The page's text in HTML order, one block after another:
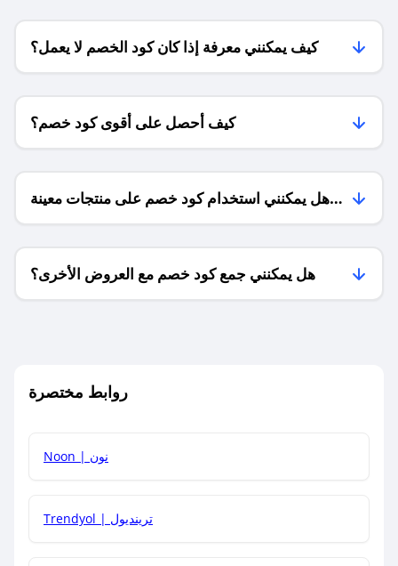
كيف يمكنني معرفة إذا كان كود الخصم لا يعمل؟
كيف أحصل على أقوى كود خصم؟
هل يمكنني استخدام كود خصم على منتجات معينة
فقط؟
هل يمكنني جمع كود خصم مع العروض الأخرى؟
روابط مختصرة
Noon | نون
Trendyol | ترينديول